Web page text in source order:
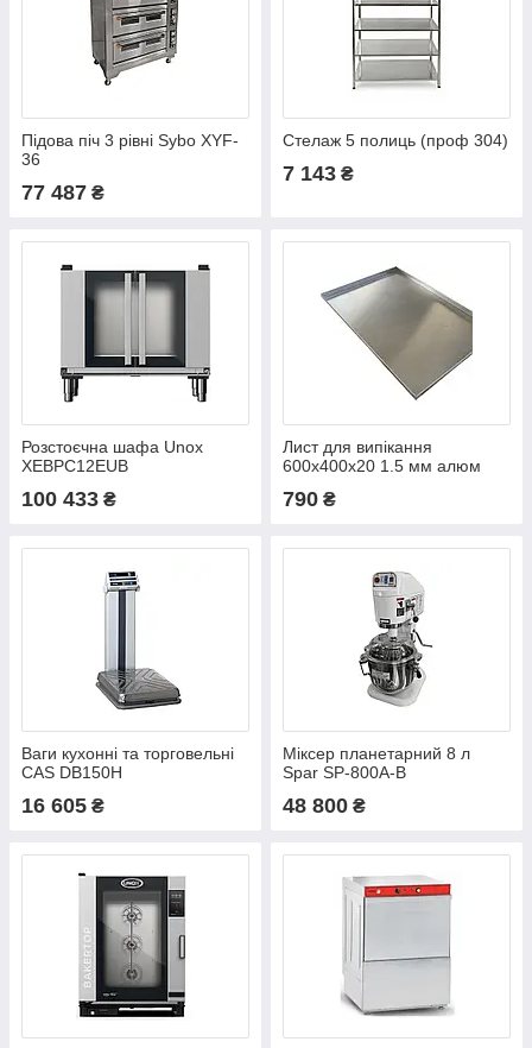
Підова піч 3 рівні Sybo XYF-
36
77 487 ₴
Стелаж 5 полиць (проф 304)
7 143 ₴
Розстоєчна шафа Unox
XEBPC12EUB
100 433 ₴
Лист для випікання
600x400х20 1.5 мм алюм
790 ₴
Ваги кухонні та торговельні
CAS DB150H
16 605 ₴
Міксер планетарний 8 л
Spar SP-800A-B
48 800 ₴